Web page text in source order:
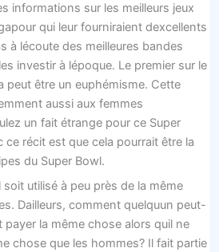
informations sur les meilleurs jeux
qui leur fourniraient dexcellents
à lécoute des meilleures bandes
investir à lépoque. Le premier sur le
peut être un euphémisme. Cette
aussi aux femmes
un fait étrange pour ce Super
ce récit est que cela pourrait être la
du Super Bowl.
utilisé à peu près de la même
Dailleurs, comment quelquun peut-
payer la même chose alors quil ne
chose que les hommes? Il fait partie